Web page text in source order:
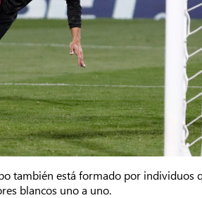
también está formado por individuos
blancos uno a uno.